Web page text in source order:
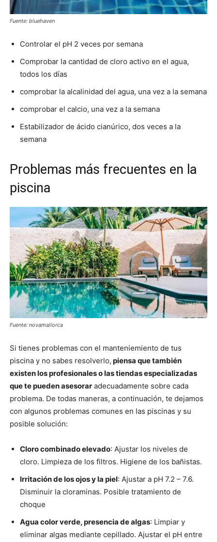
Fuente: bluehaven
Controlar el pH 2 veces por semana
Comprobar la cantidad de cloro activo en el agua,
todos los días
comprobar la alcalinidad del agua, una vez a la semana
comprobar el calcio, una vez a la semana
Estabilizador de ácido cianúrico, dos veces a la
semana
Problemas más frecuentes en la
piscina
Fuente: novamallorca
Si tienes problemas con el manteniemiento de tus
piscina y no sabes resolverlo, piensa que también
existen los profesionales o las tiendas especializadas
que te pueden asesorar adecuadamente sobre cada
problema. De todas maneras, a continuación, te dejamos
con algunos problemas comunes en las piscinas y su
posible solución:
Cloro combinado elevado: Ajustar los niveles de
cloro. Limpieza de los filtros. Higiene de los bañistas.
Irritación de los ojos y la piel: Ajustar a pH 7.2 – 7.6.
Disminuir la cloraminas. Posible tratamiento de
choque
Agua color verde, presencia de algas: Limpiar y
eliminar algas mediante cepillado. Ajustar el pH entre